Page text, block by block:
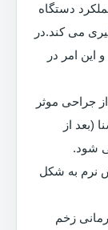
دستگاه
می کند.در
این امر در
جراحی موثر
(بعد از
شود.
نرم به شکل
زخم